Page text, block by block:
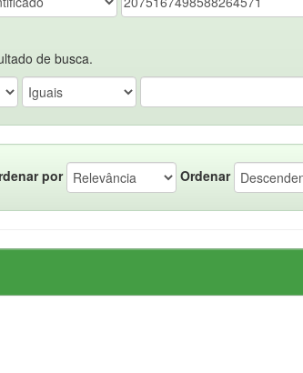
de busca.
por Ordenar